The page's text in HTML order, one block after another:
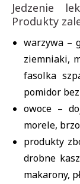
Jedzenie
Produkty
warzywa –
ziemniaki,
fasolka
pomidor
owoce –
morele,
produkty
drobne
makarony,